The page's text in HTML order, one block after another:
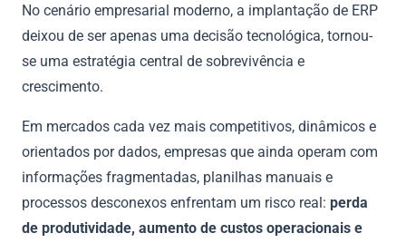
No cenário empresarial moderno, a implantação de ERP
deixou de ser apenas uma decisão tecnológica, tornou-
se uma estratégia central de sobrevivência e
crescimento.
Em mercados cada vez mais competitivos, dinâmicos e
orientados por dados, empresas que ainda operam com
informações fragmentadas, planilhas manuais e
processos desconexos enfrentam um risco real: perda
de produtividade, aumento de custos operacionais e